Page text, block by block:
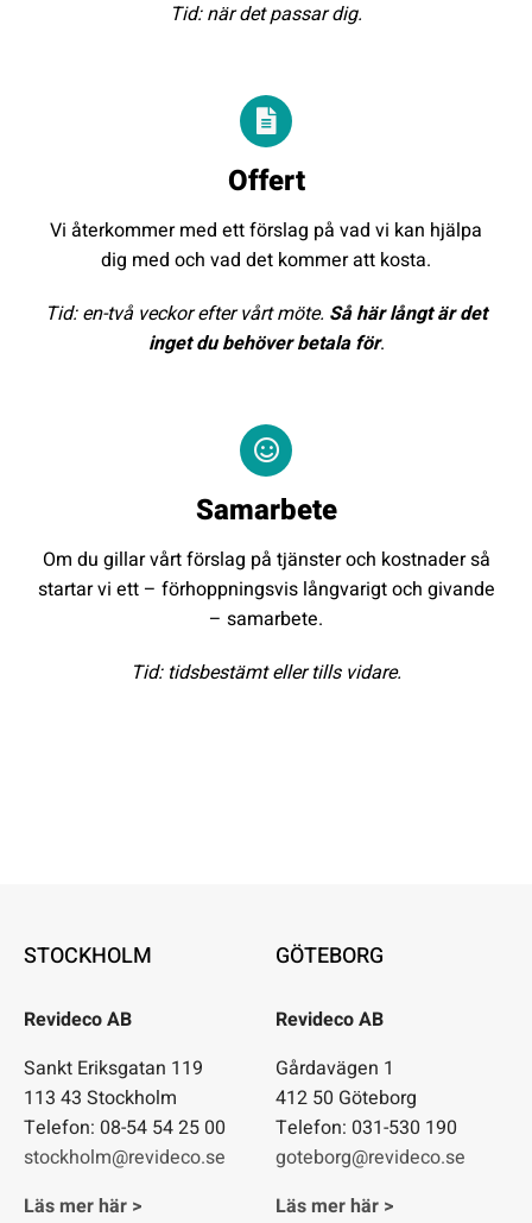
Tid: när det passar dig.
Offert
Vi återkommer med ett förslag på vad vi kan hjälpa
dig med och vad det kommer att kosta.
Tid: en-två veckor efter vårt möte. Så här långt är det
inget du behöver betala för.
Samarbete
Om du gillar vårt förslag på tjänster och kostnader så
startar vi ett – förhoppningsvis långvarigt och givande
– samarbete.
Tid: tidsbestämt eller tills vidare.
STOCKHOLM
Revideco AB
Sankt Eriksgatan 119
113 43 Stockholm
Telefon: 08-54 54 25 00
stockholm@revideco.se
Läs mer här >
GÖTEBORG
Revideco AB
Gårdavägen 1
412 50 Göteborg
Telefon: 031-530 190
goteborg@revideco.se
Läs mer här >